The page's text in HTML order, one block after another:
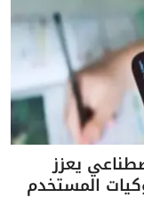
يعزز
المستخدم